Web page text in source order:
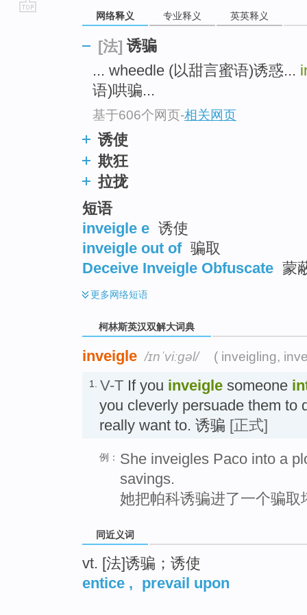
网络释义 专业释义 英英释义
[法] 诱骗
... wheedle (以甜言蜜语)诱惑...
语)哄骗...
基于606个网页-相关网页
诱使
欺狂
拉拢
短语
inveigle e 诱使
inveigle out of 骗取
Deceive Inveigle Obfuscate 蒙
更多网络短语
柯林斯英汉双解大词典
inveigle /ɪnˈviːɡəl/ ( inveigling,
1. V-T If you inveigle someone
you cleverly persuade them to
really want to. 诱骗 [正式]
例： She inveigles Paco into a
savings.
她把帕科诱骗进了一个骗
同近义词
vt. [法]诱骗；诱使
entice , prevail upon